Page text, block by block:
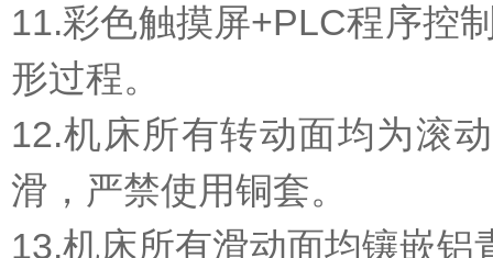
11.彩色触摸屏+PLC程序控
形过程。
12.机床所有转动面均为滚
滑，严禁使用铜套。
13.机床所有滑动面均镶嵌